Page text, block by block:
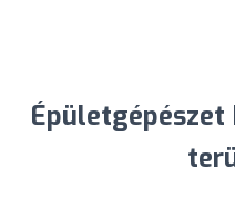
Épületgépészet